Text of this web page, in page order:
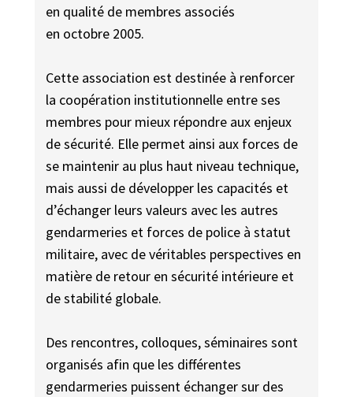
en qualité de membres associés
en octobre 2005.
Cette association est destinée à renforcer
la coopération institutionnelle entre ses
membres pour mieux répondre aux enjeux
de sécurité. Elle permet ainsi aux forces de
se maintenir au plus haut niveau technique,
mais aussi de développer les capacités et
d’échanger leurs valeurs avec les autres
gendarmeries et forces de police à statut
militaire, avec de véritables perspectives en
matière de retour en sécurité intérieure et
de stabilité globale.
Des rencontres, colloques, séminaires sont
organisés afin que les différentes
gendarmeries puissent échanger sur des